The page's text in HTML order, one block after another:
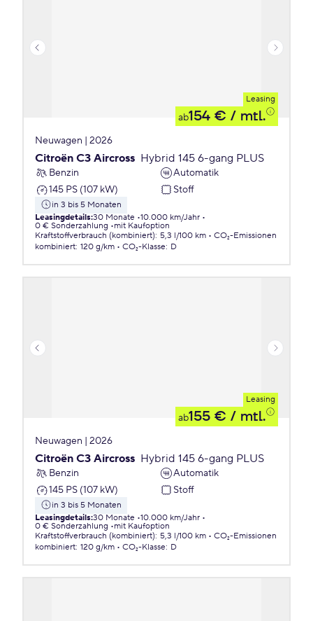
Leasing
ab154 € / mtl.
Neuwagen | 2026
Citroën C3 Aircross Hybrid 145 6-gang PLUS
Benzin
Automatik
145 PS (107 kW)
Stoff
in 3 bis 5 Monaten
Leasingdetails:30 Monate 10.000 km/Jahr
0 € Sonderzahlung
mit Kaufoption
Kraftstoffverbrauch (kombiniert): 5,3 l/100 km
CO₂-Emissionen
kombiniert: 120 g/km CO₂-Klasse: D
Leasing
ab155 € / mtl.
Neuwagen | 2026
Citroën C3 Aircross Hybrid 145 6-gang PLUS
Benzin
Automatik
145 PS (107 kW)
Stoff
in 3 bis 5 Monaten
Leasingdetails:30 Monate 10.000 km/Jahr
0 € Sonderzahlung
mit Kaufoption
Kraftstoffverbrauch (kombiniert): 5,3 l/100 km
CO₂-Emissionen
kombiniert: 120 g/km CO₂-Klasse: D